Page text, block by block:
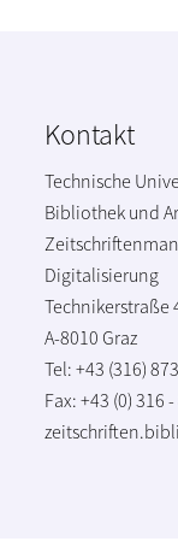
Kontakt
Technische
Bibliothek und
Digitalisierung
Technikerstraße
A-8010 Graz
Tel: +43 (316)
Fax: +43 (0) 316